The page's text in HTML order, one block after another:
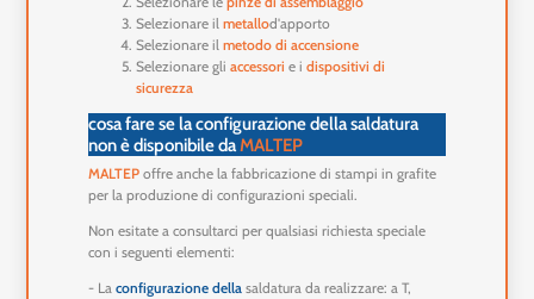
Selezionare ilmetallod'apporto
Selezionare ilmetodo di accensione
Selezionare gliaccessori e idispositivi di
sicurezza
cosa fare se la configurazione della saldatura
non è disponibile daMALTEP
MALTEP offre anche la fabbricazione di stampi in grafite
per la produzione di configurazioni speciali.
Non esitate a consultarci per qualsiasi richiesta speciale
con i seguenti elementi:
- Laconfigurazione della saldatura da realizzare: a T,